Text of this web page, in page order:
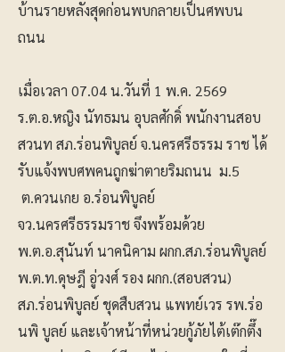
บ้านรายหลังสุดก่อนพบกลายเป็นศพบน
ถนน
เมื่อเวลา 07.04 น.วันที่​ 1 พ.ค. 2569
ร.ต.อ.หญิง นัทธมน อุบลศักดิ์ พนักงานสอบ
สวนท สภ.ร่อนพิบูลย์ จ.นครศรีธรรม ราช ได้
รับแจ้งพบศพคนถูกฆ่าตายริมถนน ม.5
ต.ควนเกย อ.ร่อนพิบูลย์
จว.นครศรีธรรมราช จึงพร้อมด้วย
พ.ต.อ.สุนันท์ นาคนิคาม ผกก.สภ.ร่อนพิบูลย์
พ.ต.ท.ดุษฎี​ อู่วงศ์​ รอง​ ผกก.(สอบสวน)​
สภ.ร่อนพิบูลย์ ชุดสืบสวน แพทย์เวร รพ.ร่อ
นพิ บูลย์ และเจ้าหน้าที่หน่วยกู้ภัยไต้เต๊กตึ๊ง